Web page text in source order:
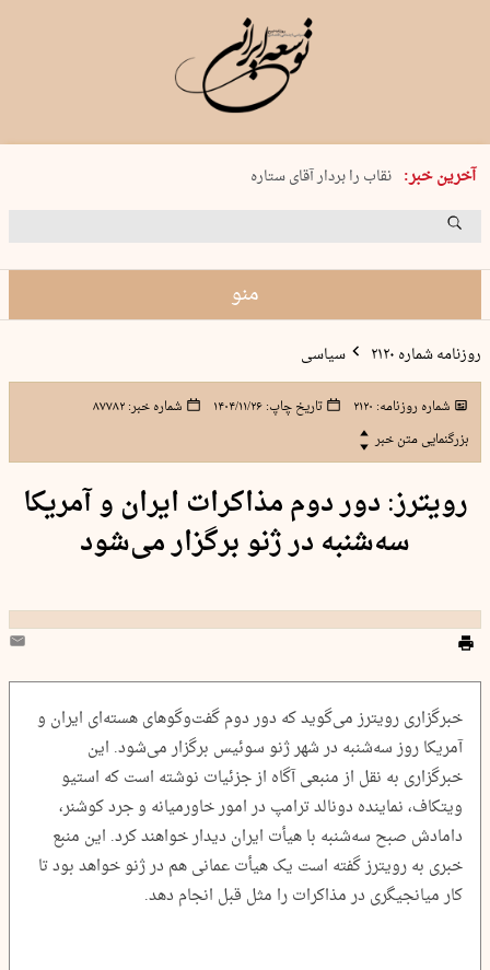
آخرین خبر:
پنجشنبه 15 مرداد 1405 شماره 2243
نقاب را بردار آقای ستاره
کدام فوتبال؟
منو
روزنامه شماره ۲۱۲۰ سیاسی
شماره روزنامه: ۲۱۲۰ تاریخ چاپ:۱۴۰۴/۱۱/۲۶ شماره خبر:۸۷۷۸۲
بزرگنمایی متن خبر
رویترز:‌ دور دوم مذاکرات ایران و آمریکا
سه‌شنبه در ژنو برگزار می‌شود
خبرگزاری رویترز می‌گوید که دور دوم گفت‌و‌گوهای هسته‌ای ایران و
آمریکا روز سه‌شنبه در شهر ژنو سوئیس برگزار می‌شود. این
خبرگزاری به نقل از منبعی آگاه از جزئیات نوشته است که استیو
ویتکاف، نماینده دونالد ترامپ در امور خاورمیانه و جرد کوشنر،
دامادش صبح سه‌شنبه با هیأت ایران دیدار خواهند کرد. این منبع
خبری به رویترز گفته است یک هیأت عمانی هم در ژنو خواهد بود تا
کار میانجیگری در مذاکرات را مثل قبل انجام دهد.